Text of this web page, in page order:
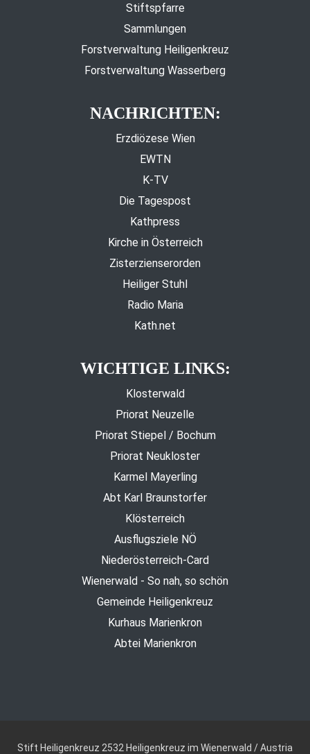
Stiftspfarre
Sammlungen
Forstverwaltung Heiligenkreuz
Forstverwaltung Wasserberg
NACHRICHTEN:
Erzdiözese Wien
EWTN
K-TV
Die Tagespost
Kathpress
Kirche in Österreich
Zisterzienserorden
Heiliger Stuhl
Radio Maria
Kath.net
WICHTIGE LINKS:
Klosterwald
Priorat Neuzelle
Priorat Stiepel / Bochum
Priorat Neukloster
Karmel Mayerling
Abt Karl Braunstorfer
Klösterreich
Ausflugsziele NÖ
Niederösterreich-Card
Wienerwald - So nah, so schön
Gemeinde Heiligenkreuz
Kurhaus Marienkron
Abtei Marienkron
Stift Heiligenkreuz 2532 Heiligenkreuz im Wienerwald / Austria